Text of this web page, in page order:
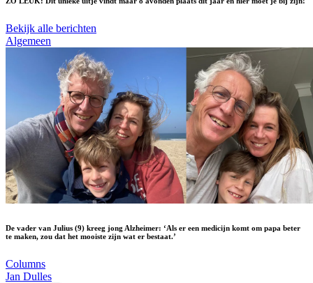
Bekijk alle berichten
Algemeen
De vader van Julius (9) kreeg jong Alzheimer: ‘Als er een medicijn komt om papa beter
te maken, zou dat het mooiste zijn wat er bestaat.’
Columns
Jan Dulles